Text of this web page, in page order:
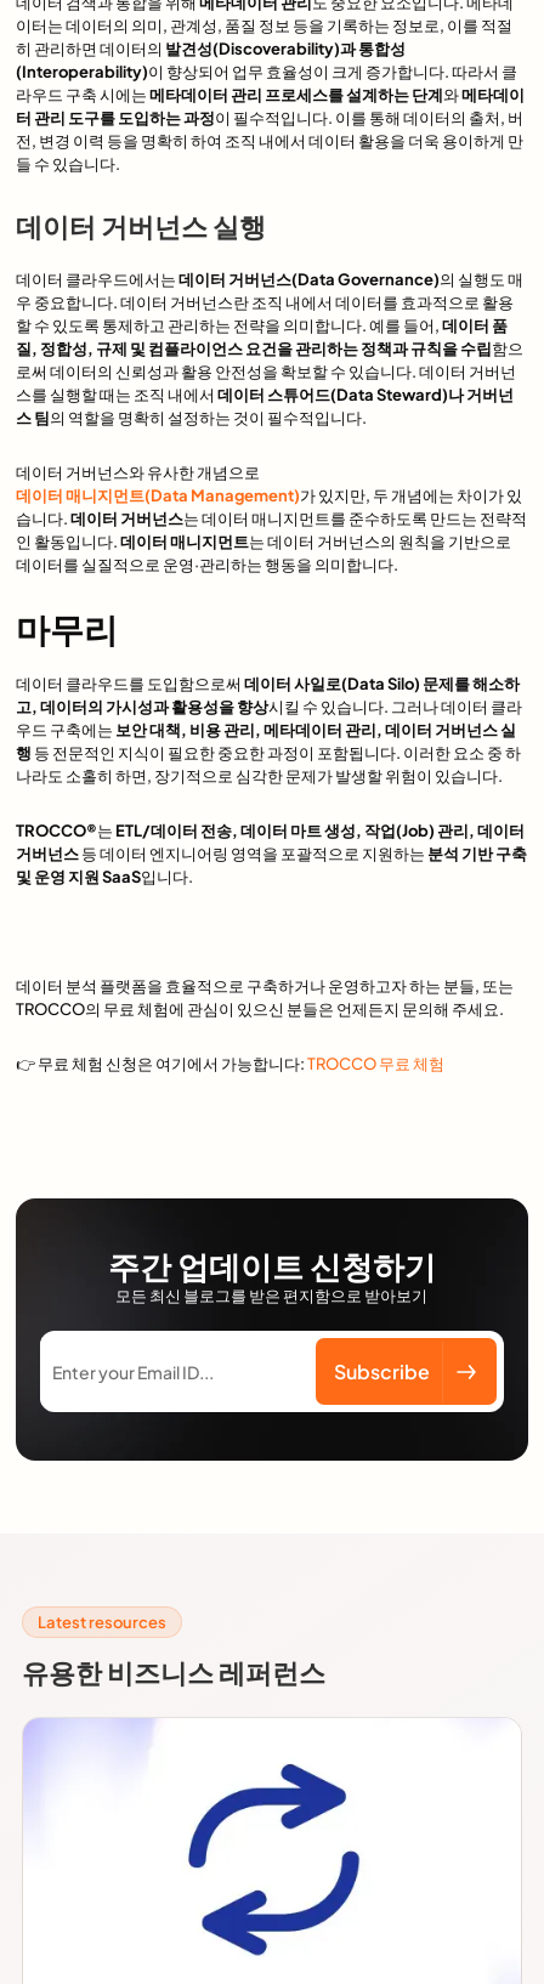
이터는 데이터의 의미, 관계성, 품질 정보 등을 기록하는 정보로, 이를 적절
히 관리하면 데이터의 발견성(Discoverability)과 통합성
(Interoperability)이 향상되어 업무 효율성이 크게 증가합니다. 따라서 클
라우드 구축 시에는메타데이터 관리 프로세스를 설계하는 단계와메타데이
터 관리 도구를 도입하는 과정이 필수적입니다. 이를 통해 데이터의 출처, 버
전, 변경 이력 등을 명확히 하여 조직 내에서 데이터 활용을 더욱 용이하게 만
들 수 있습니다.
데이터 거버넌스 실행
데이터 클라우드에서는데이터 거버넌스(Data Governance)의 실행도 매
우 중요합니다. 데이터 거버넌스란 조직 내에서 데이터를 효과적으로 활용
할 수 있도록 통제하고 관리하는 전략을 의미합니다. 예를 들어,데이터 품
질, 정합성, 규제 및 컴플라이언스 요건을 관리하는 정책과 규칙을 수립함으
로써 데이터의 신뢰성과 활용 안전성을 확보할 수 있습니다. 데이터 거버넌
스를 실행할 때는 조직 내에서데이터 스튜어드(Data Steward)나 거버넌
스 팀의 역할을 명확히 설정하는 것이 필수적입니다.
데이터 거버넌스와 유사한 개념으로
데이터 매니지먼트(Data Management)가 있지만, 두 개념에는 차이가 있
습니다.데이터 거버넌스는 데이터 매니지먼트를 준수하도록 만드는 전략적
인 활동입니다.데이터 매니지먼트는 데이터 거버넌스의 원칙을 기반으로
데이터를 실질적으로 운영·관리하는 행동을 의미합니다.
마무리
데이터 클라우드를 도입함으로써데이터 사일로(Data Silo) 문제를 해소하
고, 데이터의 가시성과 활용성을 향상시킬 수 있습니다. 그러나 데이터 클라
우드 구축에는 보안 대책, 비용 관리, 메타데이터 관리, 데이터 거버넌스 실
행 등 전문적인 지식이 필요한 중요한 과정이 포함됩니다. 이러한 요소 중 하
나라도 소홀히 하면, 장기적으로 심각한 문제가 발생할 위험이 있습니다.
TROCCO®는 ETL/데이터 전송, 데이터 마트 생성, 작업(Job) 관리, 데이터
거버넌스등 데이터 엔지니어링 영역을 포괄적으로 지원하는 분석 기반 구축
및 운영 지원 SaaS입니다.
데이터 분석 플랫폼을 효율적으로 구축하거나 운영하고자 하는 분들, 또는
TROCCO의 무료 체험에 관심이 있으신 분들은 언제든지 문의해 주세요.
👉 무료 체험 신청은 여기에서 가능합니다:TROCCO 무료 체험
주간 업데이트 신청하기
모든 최신 블로그를 받은 편지함으로 받아보기
Latest resources
유용한 비즈니스 레퍼런스